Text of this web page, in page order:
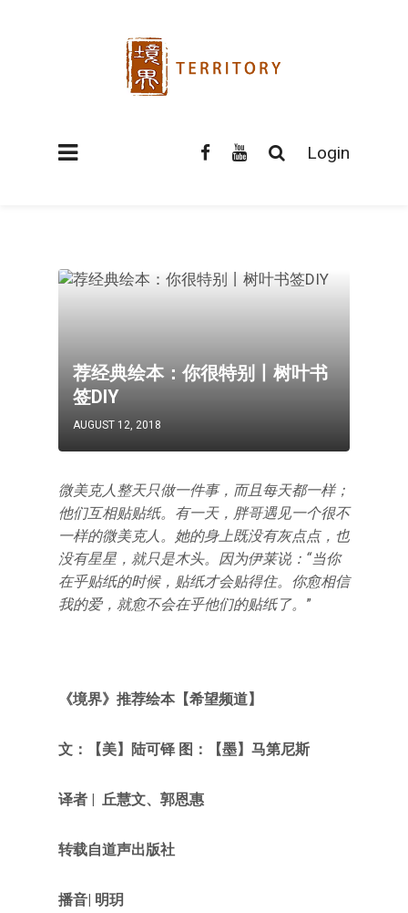
Login
荐经典绘本：你很特别丨树叶书
签DIY
AUGUST 12, 2018
微美克人整天只做一件事，而且每天都一样；
他们互相贴贴纸。有一天，胖哥遇见一个很不
一样的微美克人。她的身上既没有灰点点，也
没有星星，就只是木头。因为伊莱说：“当你
在乎贴纸的时候，贴纸才会贴得住。你愈相信
我的爱，就愈不会在乎他们的贴纸了。 ”
《境界》推荐绘本【希望频道】
文：【美】陆可铎 图：【墨】马第尼斯
译者 | 丘慧文、郭恩惠
转载自道声出版社
播音| 明玥